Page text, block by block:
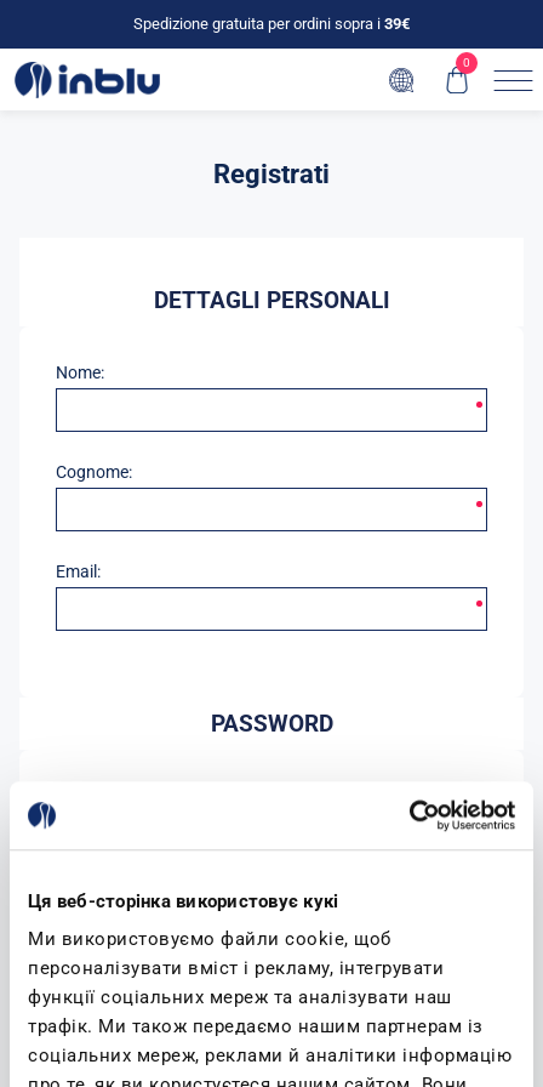
Ця веб-сторінка використовує кукі
Ми використовуємо файли cookie, щоб
персоналізувати вміст і рекламу, інтегрувати
функції соціальних мереж та аналізувати наш
трафік. Ми також передаємо нашим партнерам із
соціальних мереж, реклами й аналітики інформацію
Spedizione gratuita per ordini sopra i 39€
0
Registrati
DETTAGLI PERSONALI
Nome:
Cognome:
Email:
PASSWORD
Conferma password:
Accetto l'informativa sulla privacy